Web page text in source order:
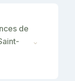
de
⌄